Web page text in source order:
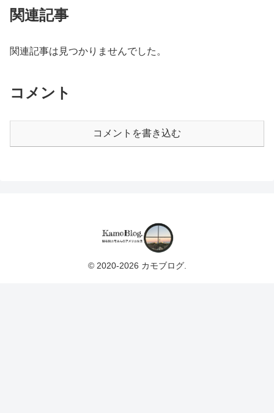
関連記事
関連記事は見つかりませんでした。
コメント
コメントを書き込む
© 2020-2026 カモブログ.